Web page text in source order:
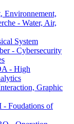
- Water, Air,
System
- Cybersecurity
- High
Graphic
Foudations of